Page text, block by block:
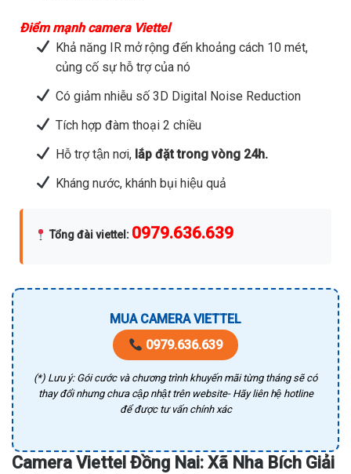
Điểm mạnh camera Viettel
Khả năng IR mở rộng đến khoảng cách 10 mét,
củng cố sự hỗ trợ của nó
Có giảm nhiễu số 3D Digital Noise Reduction
Tích hợp đàm thoại 2 chiều
Hỗ trợ tận nơi,lắp đặt trong vòng 24h.
Kháng nước, khánh bụi hiệu quả
Tổng đài viettel : 0979.636.639
MUA CAMERA VIETTEL
0979.636.639
(*) Lưu ý: Gói cước và chương trình khuyến mãi từng tháng sẽ có
thay đổi nhưng chưa cập nhật trên website- Hãy liên hệ hotline
để được tư vấn chính xác
Camera Viettel Đồng Nai: Xã Nha Bích Giải